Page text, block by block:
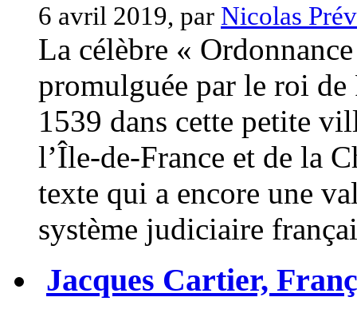
6 avril 2019, par Nicolas
La célèbre «
promulguée par le roi
1539 dans cette petite
l’Île-de-France et de la
texte qui a encore une
système judiciaire
Jacques Cartier,